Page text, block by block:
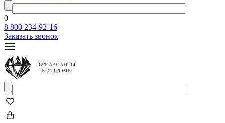
0
8 800 234-92-16
Заказать звонок